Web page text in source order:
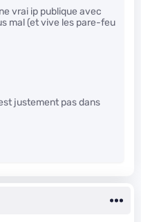
vrai ip publique avec
mal (et vive les pare-feu
justement pas dans